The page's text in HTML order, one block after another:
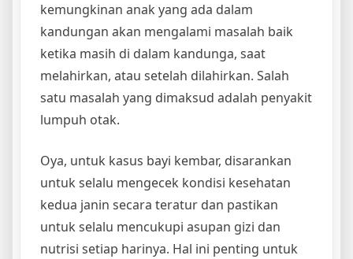
kemungkinan anak yang ada dalam
kandungan akan mengalami masalah baik
ketika masih di dalam kandunga, saat
melahirkan, atau setelah dilahirkan. Salah
satu masalah yang dimaksud adalah penyakit
lumpuh otak.
Oya, untuk kasus bayi kembar, disarankan
untuk selalu mengecek kondisi kesehatan
kedua janin secara teratur dan pastikan
untuk selalu mencukupi asupan gizi dan
nutrisi setiap harinya. Hal ini penting untuk